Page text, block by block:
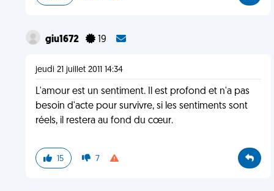
giu1672 19
jeudi 21 juillet 2011 14:34
L'amour est un sentiment. Il est profond et n'a pas
besoin d'acte pour survivre, si les sentiments sont
réels, il restera au fond du cœur.
15 7